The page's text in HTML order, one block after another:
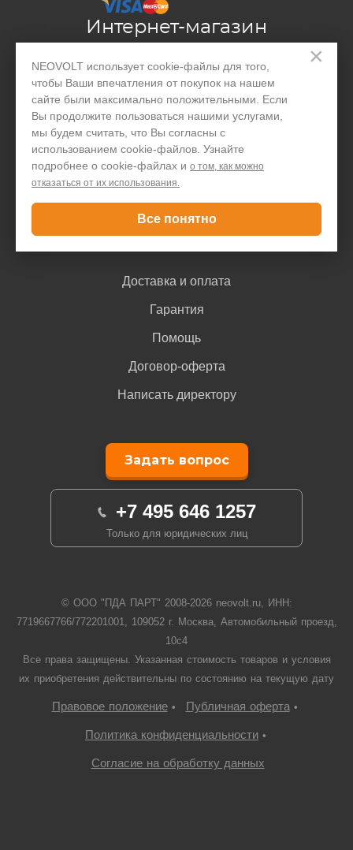
×
NEOVOLT использует cookie-файлы для того,
чтобы Ваши впечатления от покупок на нашем
сайте были максимально положительными. Если
Вы продолжите пользоваться нашими услугами,
мы будем считать, что Вы согласны с
использованием cookie-файлов. Узнайте
подробнее о cookie-файлах и о том, как можно
отказаться от их использования.
Все понятно
Интернет-магазин
Производство
Организациям
Акции и скидки
Контакты
Покупателю
Доставка и оплата
Гарантия
Помощь
Договор-оферта
Написать директору
Задать вопрос
+7 495 646 1257
Только для юридических лиц
© ООО "ПДА ПАРТ" 2008-2026neovolt.ru, ИНН:
7719667766/772201001, 109052 г. Москва, Автомобильный проезд,
10с4
Все права защищены. Указанная стоимость товаров и условия
их приобретения действительны по состоянию на текущую дату
Правовое положение• Публичная оферта•
Политика конфиденциальности •
Согласие на обработку данных